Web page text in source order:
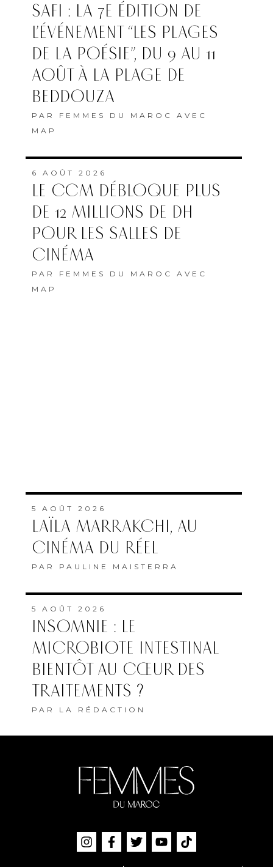
SAFI : LA 7E ÉDITION DE
L’ÉVÉNEMENT “LES PLAGES
DE LA POÉSIE”, DU 9 AU 11
AOÛT À LA PLAGE DE
BEDDOUZA
PAR FEMMES DU MAROC AVEC
MAP
6 AOÛT 2026
LE CCM DÉBLOQUE PLUS
DE 12 MILLIONS DE DH
POUR LES SALLES DE
CINÉMA
PAR FEMMES DU MAROC AVEC
MAP
5 AOÛT 2026
LAÏLA MARRAKCHI, AU
CINÉMA DU RÉEL
PAR PAULINE MAISTERRA
5 AOÛT 2026
INSOMNIE : LE
MICROBIOTE INTESTINAL
BIENTÔT AU CŒUR DES
TRAITEMENTS ?
PAR LA RÉDACTION